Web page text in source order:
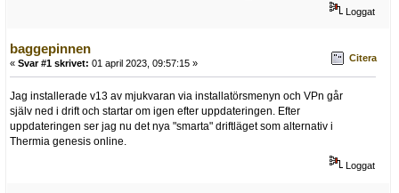
Loggat
baggepinnen
« Svar #1 skrivet: 01 april 2023, 09:57:15 » Citera
Jag installerade v13 av mjukvaran via installatörsmenyn och VPn går
själv ned i drift och startar om igen efter uppdateringen. Efter
uppdateringen ser jag nu det nya "smarta" driftläget som alternativ i
Thermia genesis online.
Loggat